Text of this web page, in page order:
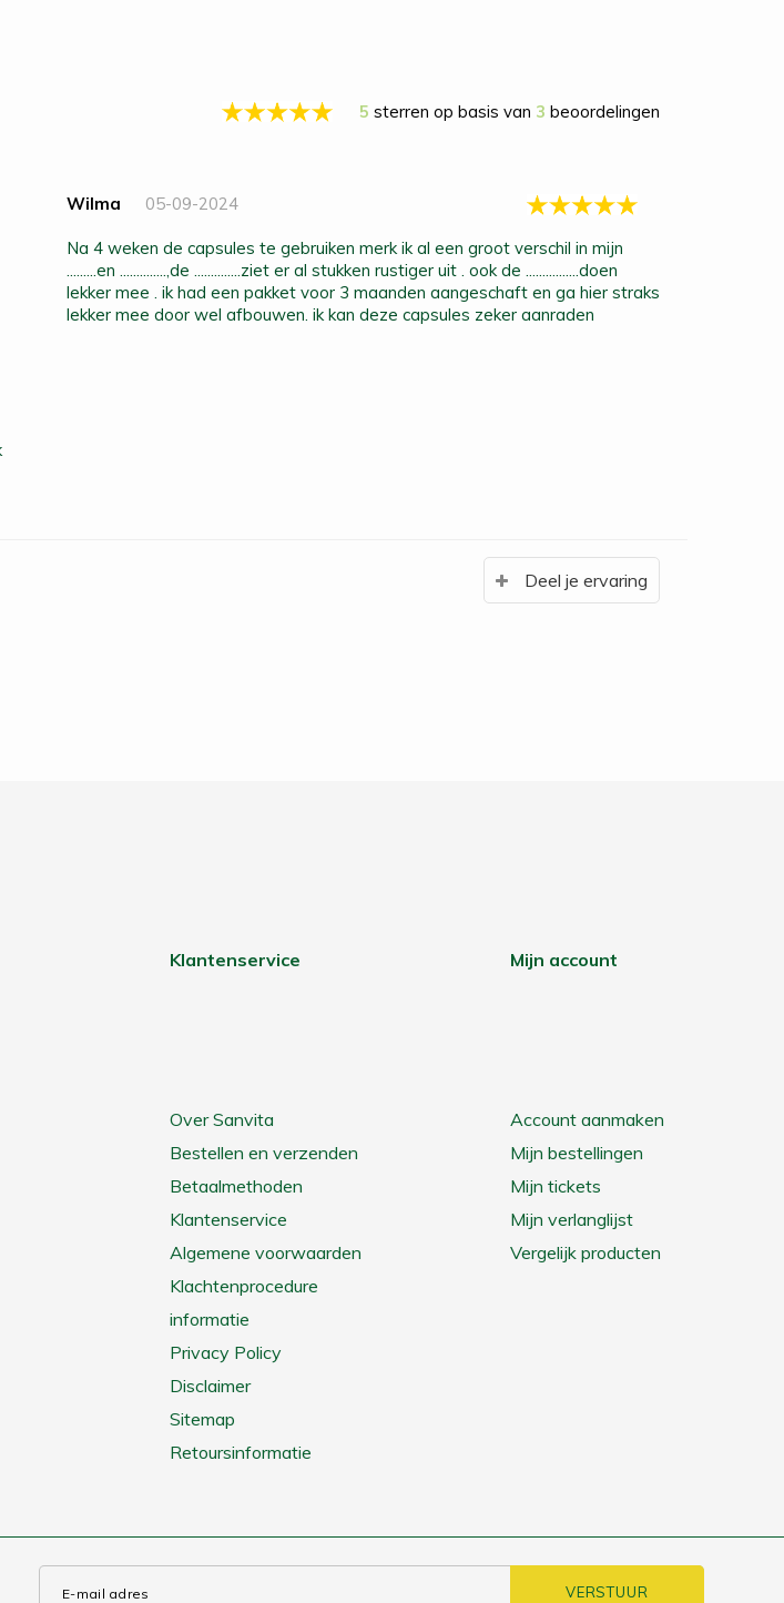
5 sterren op basis van 3 beoordelingen
Wilma 05-09-2024
na 4 weken de capsules te gebruiken merk ik al een groot verschil in mijn
.........en ..............,de ..............ziet er al stukken rustiger uit . ook de ................doen
lekker mee . ik had een pakket voor 3 maanden aangeschaft en ga hier straks
lekker mee door wel afbouwen. ik kan deze capsules zeker aanraden
Deel je ervaring
Klantenservice
Over Sanvita
Bestellen en verzenden
Betaalmethoden
Klantenservice
Algemene voorwaarden
Klachtenprocedure
informatie
Privacy Policy
Disclaimer
Sitemap
Retoursinformatie
Mijn account
Account aanmaken
Mijn bestellingen
Mijn tickets
Mijn verlanglijst
Vergelijk producten
VERSTUUR